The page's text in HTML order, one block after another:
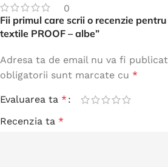
0
Fii primul care scrii o recenzie
textile PROOF – albe”
Adresa ta de email nu va fi
obligatorii sunt marcate cu *
Evaluarea ta *
Recenzia ta *